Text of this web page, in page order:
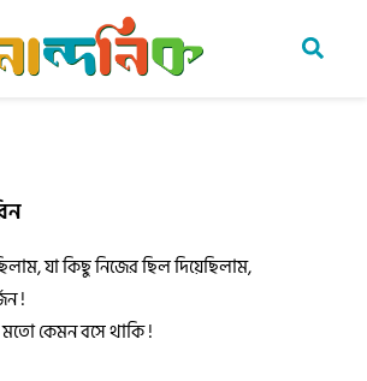
যা কিছু নিজের ছিল দিয়েছিলাম,
!
মতো কেমন বসে থাকি !